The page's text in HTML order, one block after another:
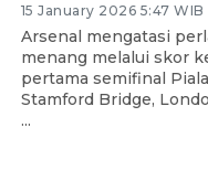
15 January 2026 5:47 WIB
Arsenal mengatasi
menang melalui skor
pertama semifinal
Stamford Bridge,
...
FOTO
HUT
02 April